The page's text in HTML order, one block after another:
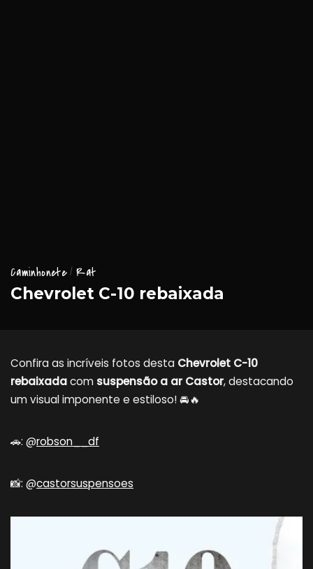
Caminhonete Rat
Chevrolet C-10 rebaixada
Confira as incríveis fotos desta Chevrolet C-10
rebaixadacom suspensão a ar Castor, destacando
um visual imponente e estiloso! 🚘🔥
🚗: @robson__df
📸: @castorsuspensoes